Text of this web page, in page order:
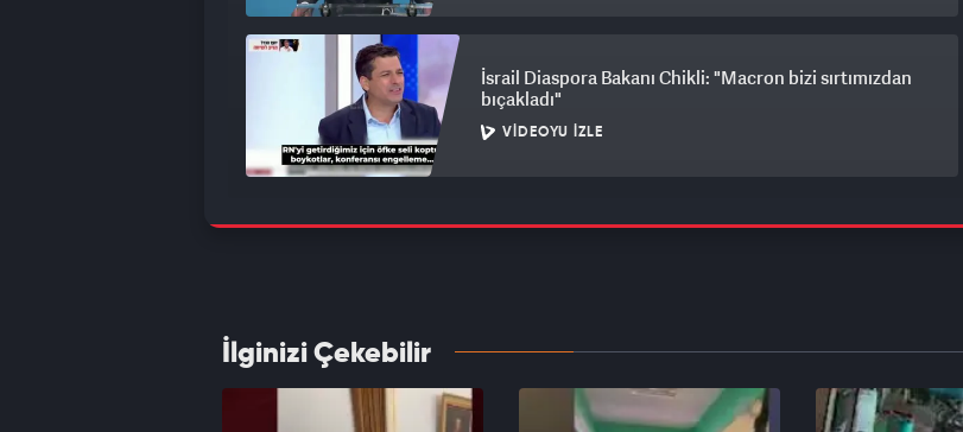
İsrail Diaspora Bakanı Chikli: "Macron bizi sırtımızdan
bıçakladı"
VIDEOYU İZLE
Türkiye, Pakistan ve Suudi Arabistan bugün savunma
anlaşması imzalayacak
İlginizi Çekebilir